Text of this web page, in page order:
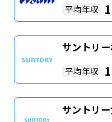
平均年収
サントリ
平均年収
サントリ